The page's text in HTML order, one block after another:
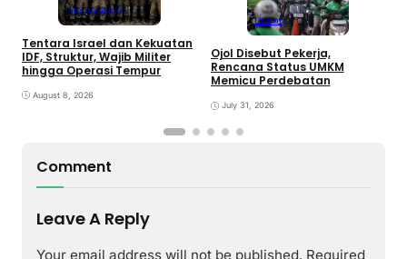
Internasional
Tentara Israel dan Kekuatan
IDF, Struktur, Wajib Militer
hingga Operasi Tempur
August 8, 2026
Umkm
Ojol Disebut Pekerja,
Rencana Status UMKM
Memicu Perdebatan
July 31, 2026
Comment
Leave A Reply
Your email address will not be published. Required